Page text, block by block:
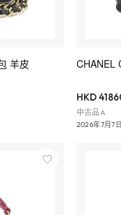
羊皮 CHANEL
HKD
中古品A
2026年7月7日